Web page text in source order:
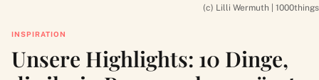
(c) Lilli Wermuth | 1000things
INSPIRATION
Unsere Highlights: 10 Dinge,